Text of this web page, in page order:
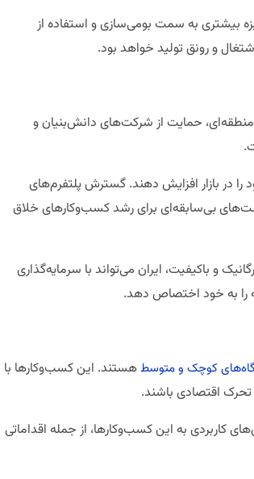
بیشتری به سمت بومی‌سازی و استفاده از
و رونق تولید خواهد بود.
منطقه‌ای، حمایت از شرکت‌های دانش‌بنیان و
را در بازار افزایش دهند. گسترش پلتفرم‌های
بی‌سابقه‌ای برای رشد کسب‌وکارهای خلاق
و باکیفیت، ایران می‌تواند با سرمایه‌گذاری
را به خود اختصاص دهد.
کوچک و متوسطهستند. این کسب‌وکارها با
تحرک اقتصادی باشند.
به این کسب‌وکارها، از جمله اقداماتی